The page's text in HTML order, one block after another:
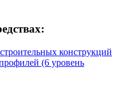
конструкций
(6 уровень